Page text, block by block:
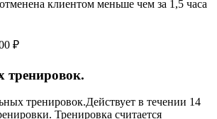
клиентом меньше чем за 1,5 часа
₽
тренировок.
тренировок.Действует в течении 14
Тренировка считается